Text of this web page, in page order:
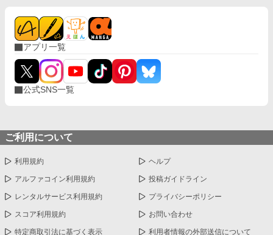
アプリ一覧
公式SNS一覧
ご利用について
利用規約 ヘルプ
アルファコイン利用規約 投稿ガイドライン
レンタルサービス利用規約 プライバシーポリシー
スコア利用規約 お問い合わせ
特定商取引法に基づく表示 利用者情報の外部送信について